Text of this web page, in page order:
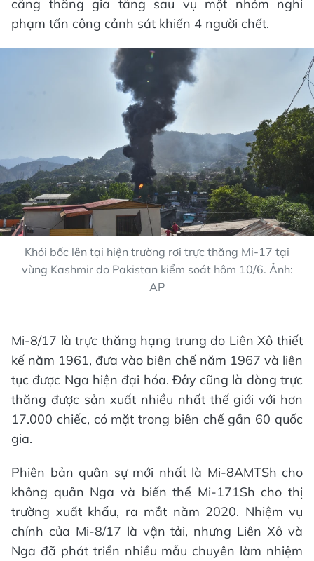
căng thẳng gia tăng sau vụ một nhóm nghi
phạm tấn công cảnh sát khiến 4 người chết.
Khói bốc lên tại hiện trường rơi trực thăng Mi-17 tại
vùng Kashmir do Pakistan kiểm soát hôm 10/6. Ảnh:
AP
Mi-8/17 là trực thăng hạng trung do Liên Xô thiết
kế năm 1961, đưa vào biên chế năm 1967 và liên
tục được Nga hiện đại hóa. Đây cũng là dòng trực
thăng được sản xuất nhiều nhất thế giới với hơn
17.000 chiếc, có mặt trong biên chế gần 60 quốc
gia.
Phiên bản quân sự mới nhất là Mi-8AMTSh cho
không quân Nga và biến thể Mi-171Sh cho thị
trường xuất khẩu, ra mắt năm 2020. Nhiệm vụ
chính của Mi-8/17 là vận tải, nhưng Liên Xô và
Nga đã phát triển nhiều mẫu chuyên làm nhiệm